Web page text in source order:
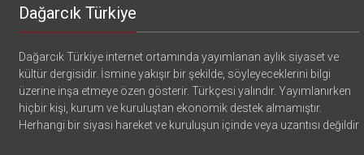
Dağarcık Türkiye
Dağarcık Türkiye internet ortamında yayımlanan aylık siyaset ve
kültür dergisidir. İsmine yakışır bir şekilde, söyleyeceklerini bilgi
üzerine inşa etmeye özen gösterir. Türkçesi yalındır. Yayımlanırken
hiçbir kişi, kurum ve kuruluştan ekonomik destek almamıştır.
Herhangi bir siyasi hareket ve kuruluşun içinde veya uzantısı değildir